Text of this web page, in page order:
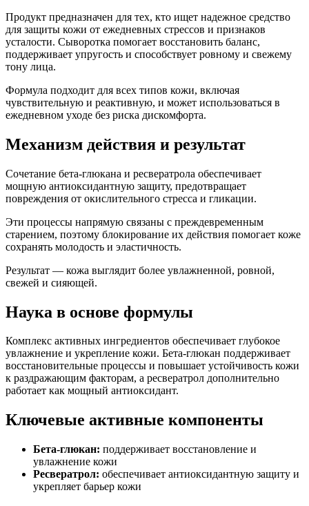
Продукт предназначен для тех, кто ищет надежное средство
для защиты кожи от ежедневных стрессов и признаков
усталости. Сыворотка помогает восстановить баланс,
поддерживает упругость и способствует ровному и свежему
тону лица.
Формула подходит для всех типов кожи, включая
чувствительную и реактивную, и может использоваться в
ежедневном уходе без риска дискомфорта.
Механизм действия и результат
Сочетание бета-глюкана и ресвератрола обеспечивает
мощную антиоксидантную защиту, предотвращает
повреждения от окислительного стресса и гликации.
Эти процессы напрямую связаны с преждевременным
старением, поэтому блокирование их действия помогает коже
сохранять молодость и эластичность.
Результат — кожа выглядит более увлажненной, ровной,
свежей и сияющей.
Наука в основе формулы
Комплекс активных ингредиентов обеспечивает глубокое
увлажнение и укрепление кожи. Бета-глюкан поддерживает
восстановительные процессы и повышает устойчивость кожи
к раздражающим факторам, а ресвератрол дополнительно
работает как мощный антиоксидант.
Ключевые активные компоненты
Бета-глюкан: поддерживает восстановление и
увлажнение кожи
Ресвератрол: обеспечивает антиоксидантную защиту и
укрепляет барьер кожи